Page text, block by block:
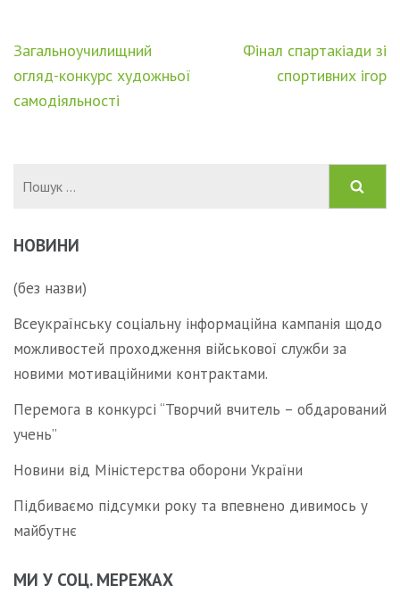
Навігація
записів
Загальноучилищний
огляд-конкурс художньої
самодіяльності
Фінал спартакіади зі
спортивних ігор
НОВИНИ
(без назви)
Всеукраїнську соціальну інформаційна кампанія щодо
можливостей проходження військової служби за
новими мотиваційними контрактами.
Перемога в конкурсі “Творчий вчитель – обдарований
учень”
Новини від Міністерства оборони України
Підбиваємо підсумки року та впевнено дивимось у
майбутнє
МИ У СОЦ. МЕРЕЖАХ